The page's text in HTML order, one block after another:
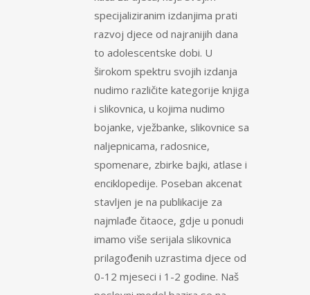
specijaliziranim izdanjima prati
razvoj djece od najranijih dana
to adolescentske dobi. U
širokom spektru svojih izdanja
nudimo različite kategorije knjiga
i slikovnica, u kojima nudimo
bojanke, vježbanke, slikovnice sa
naljepnicama, radosnice,
spomenare, zbirke bajki, atlase i
enciklopedije. Poseban akcenat
stavljen je na publikacije za
najmlađe čitaoce, gdje u ponudi
imamo više serijala slikovnica
prilagođenih uzrastima djece od
0-12 mjeseci i 1-2 godine. Naš